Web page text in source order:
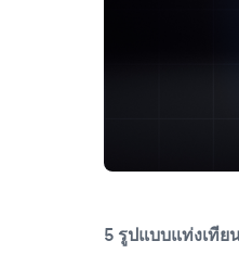
5 รูปแบบแท่งเที